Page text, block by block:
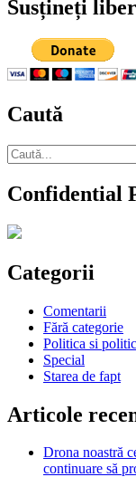
Susțineți
Caută
Caută
după:
Confidential
Categorii
Comentarii
Fără categorie
Politica si
Special
Starea de fapt
Articole
Drona noastră
continuare să